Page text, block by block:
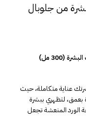
من جلوبال
(300 مل)
عناية متكاملة، حيث
بعمق، لتظهري ببشرة
الورد المنعشة تجعل